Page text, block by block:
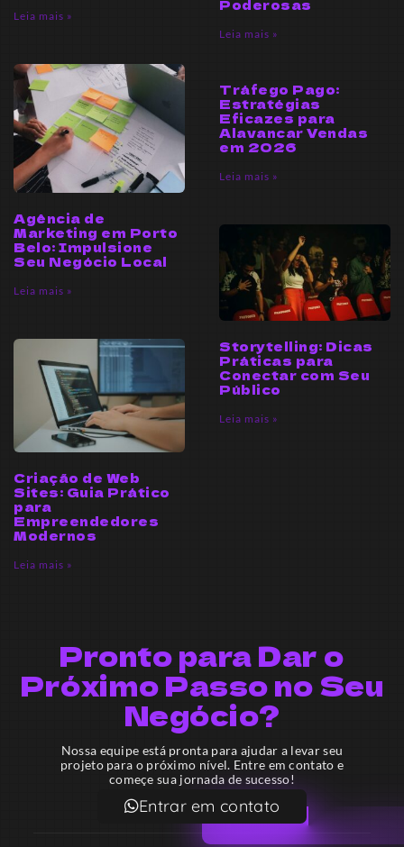
Leia mais »
Poderosas
Leia mais »
Agência de
Marketing em Porto
Belo: Impulsione
Seu Negócio Local
Leia mais »
Tráfego Pago:
Estratégias
Eficazes para
Alavancar Vendas
em 2026
Leia mais »
Criação de Web
Sites: Guia Prático
para
Empreendedores
Modernos
Leia mais »
Storytelling: Dicas
Práticas para
Conectar com Seu
Público
Leia mais »
Pronto para Dar o
Próximo Passo no Seu
Negócio?
Nossa equipe está pronta para ajudar a levar seu
projeto para o próximo nível. Entre em contato e
começe sua jornada de sucesso!
Entrar em contato